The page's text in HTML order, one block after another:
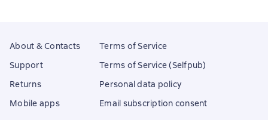
About & Contacts
Support
Returns
Mobile apps
Terms of Service
Terms of Service (Selfpub)
Personal data policy
Email subscription consent